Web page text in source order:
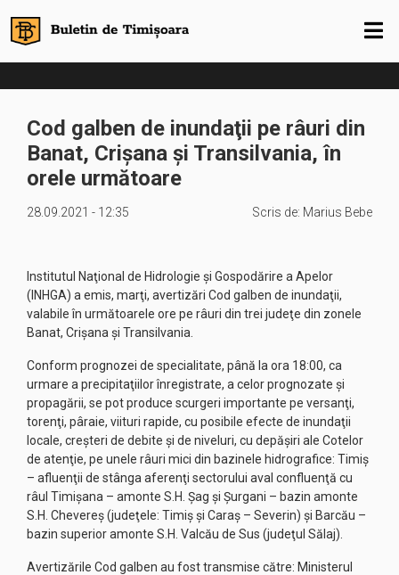
Cod galben de inundaţii pe râuri din
Banat, Crişana şi Transilvania, în
orele următoare
28.09.2021 - 12:35 Scris de: Marius Bebe
Institutul Naţional de Hidrologie şi Gospodărire a Apelor
(INHGA) a emis, marţi, avertizări Cod galben de inundaţii,
valabile în următoarele ore pe râuri din trei judeţe din zonele
Banat, Crişana şi Transilvania.
Conform prognozei de specialitate, până la ora 18:00, ca
urmare a precipitaţiilor înregistrate, a celor prognozate şi
propagării, se pot produce scurgeri importante pe versanţi,
torenţi, pâraie, viituri rapide, cu posibile efecte de inundaţii
locale, creşteri de debite şi de niveluri, cu depăşiri ale Cotelor
de atenţie, pe unele râuri mici din bazinele hidrografice: Timiş
– afluenţii de stânga aferenţi sectorului aval confluenţă cu
râul Timişana – amonte S.H. Şag şi Şurgani – bazin amonte
S.H. Chevereş (judeţele: Timiş şi Caraş – Severin) şi Barcău –
bazin superior amonte S.H. Valcău de Sus (judeţul Sălaj).
Avertizările Cod galben au fost transmise către: Ministerul